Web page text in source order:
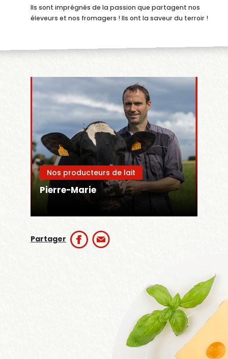
Ils sont imprégnés de la passion que partagent nos
éleveurs et nos fromagers ! Ils ont la saveur du terroir !
Nos producteurs de lait
Pierre-Marie
Partager